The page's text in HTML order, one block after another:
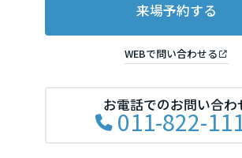
来場予約する
WEBで問い合わせる
お電話でのお問い合わ
011-822-
福岡県
長崎県